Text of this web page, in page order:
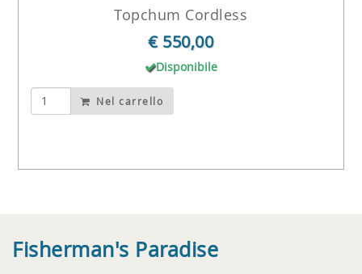
Topchum Cordless
€ 550,00
Disponibile
Nel carrello
Fisherman's Paradise